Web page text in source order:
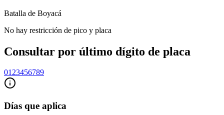
Batalla de Boyacá
No hay restricción de pico y placa
Consultar por último dígito de placa
0123456789
Días que aplica